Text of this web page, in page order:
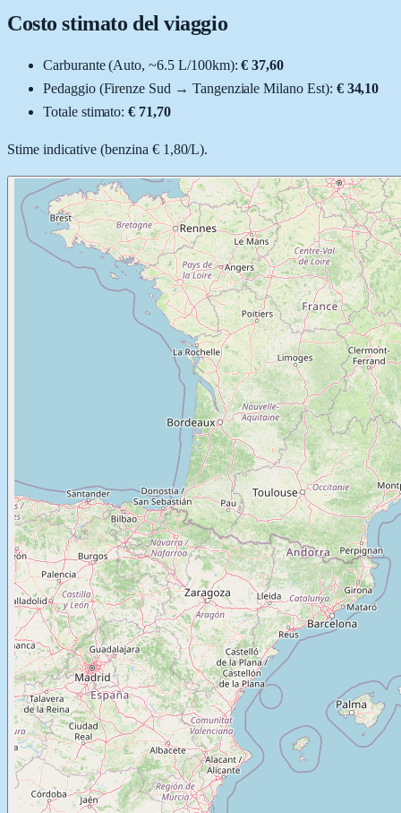
Costo stimato del viaggio
Carburante (Auto, ~6.5 L/100km): € 37,60
Pedaggio (Firenze Sud → Tangenziale Milano Est): € 34,10
Totale stimato:€ 71,70
Stime indicative (benzina € 1,80/L).